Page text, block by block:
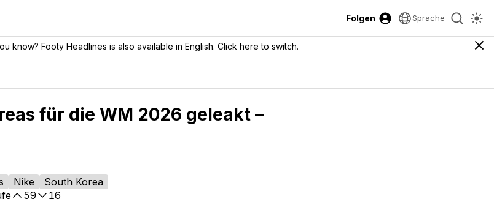
Folgen Sprache
know? Footy Headlines is also available in English. Click here to switch.
für die WM 2026 geleakt –
Nike
South Korea
59
16